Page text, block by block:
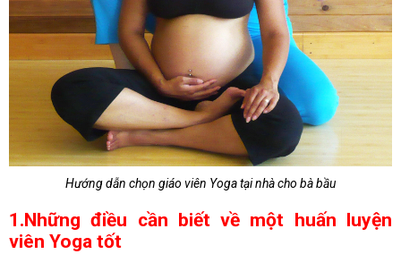
Hướng dẫn chọn giáo viên Yoga tại nhà cho bà bầu
1.Những điều cần biết về một huấn luyện
viên Yoga tốt